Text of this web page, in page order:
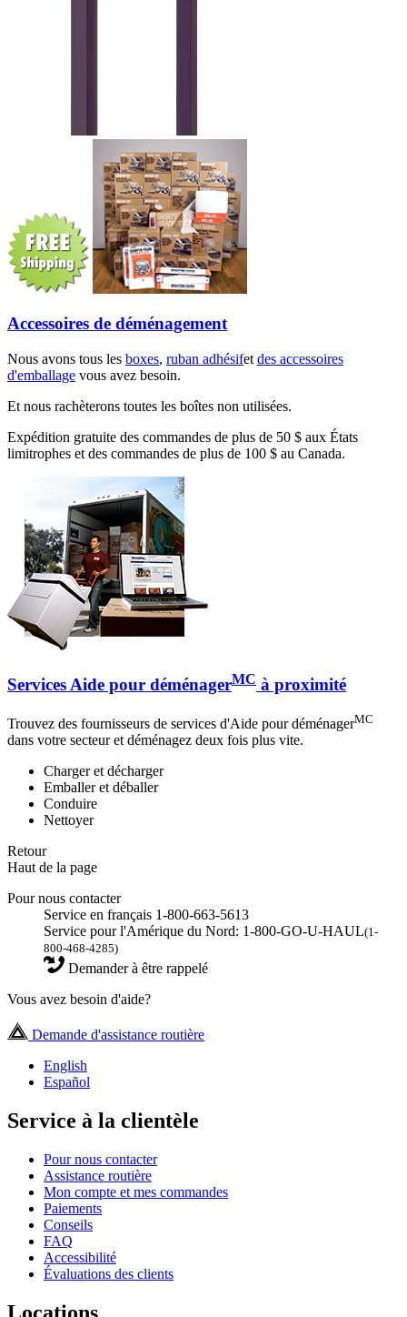
Accessoires de déménagement
Nous avons tous les boxes, ruban adhésifet des accessoires
d'emballage vous avez besoin.
Et nous rachèterons toutes les boîtes non utilisées.
Expédition gratuite des commandes de plus de 50 $ aux États
limitrophes et des commandes de plus de 100 $ au Canada.
Services Aide pour déménagerMC à proximité
Trouvez des fournisseurs de services d'Aide pour déménagerMC
dans votre secteur et déménagez deux fois plus vite.
Charger et décharger
Emballer et déballer
Conduire
Nettoyer
Retour
Haut de la page
Pour nous contacter
Service en français 1-800-663-5613
Service pour l'Amérique du Nord: 1-800-GO-U-HAUL(1-
800-468-4285)
Demander à être rappelé
Vous avez besoin d'aide?
Demande d'assistance routière
English
Español
Service à la clientèle
Pour nous contacter
Assistance routière
Mon compte et mes commandes
Paiements
Conseils
FAQ
Accessibilité
Évaluations des clients
Locations